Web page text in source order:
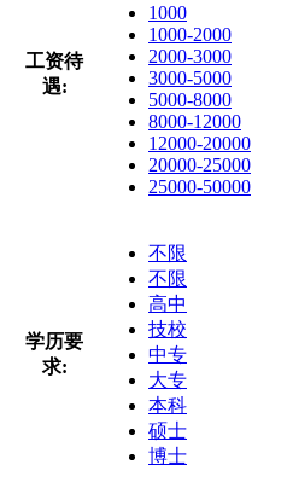
工资待
遇:
1000
1000-2000
2000-3000
3000-5000
5000-8000
8000-12000
12000-20000
20000-25000
25000-50000
学历要
求:
不限
不限
高中
技校
中专
大专
本科
硕士
博士